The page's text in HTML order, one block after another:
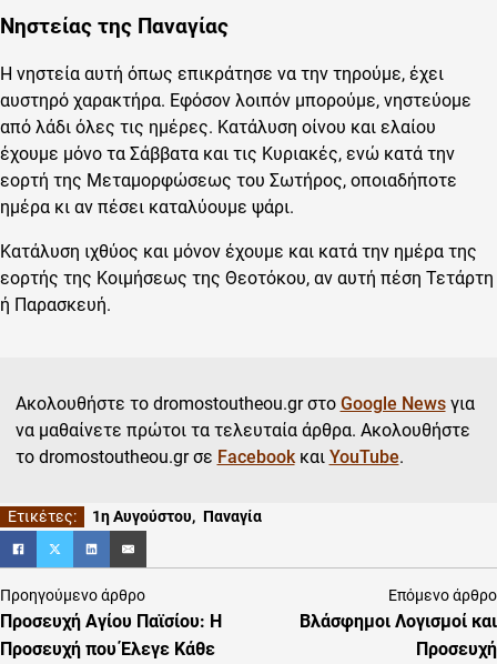
Νηστείας της Παναγίας
Η νηστεία αυτή όπως επικράτησε να την τηρούμε, έχει
αυστηρό χαρακτήρα. Εφόσον λοιπόν μπορούμε, νηστεύομε
από λάδι όλες τις ημέρες. Κατάλυση οίνου και ελαίου
έχουμε μόνο τα Σάββατα και τις Κυριακές, ενώ κατά την
εορτή της Μεταμορφώσεως του Σωτήρος, οποιαδήποτε
ημέρα κι αν πέσει καταλύουμε ψάρι.
Κατάλυση ιχθύος και μόνον έχουμε και κατά την ημέρα της
εορτής της Κοιμήσεως της Θεοτόκου, αν αυτή πέση Τετάρτη
ή Παρασκευή.
Ακολουθήστε το dromostoutheou.gr στο Google Newsγια
να μαθαίνετε πρώτοι τα τελευταία άρθρα. Ακολουθήστε
το dromostoutheou.gr σε Facebookκαι YouTube.
1η Αυγούστου, Παναγία
Προηγούμενο άρθρο
Προσευχή Αγίου Παϊσίου: Η
Προσευχή που Έλεγε Κάθε
Επόμενο άρθρο
Βλάσφημοι Λογισμοί και
Προσευχή